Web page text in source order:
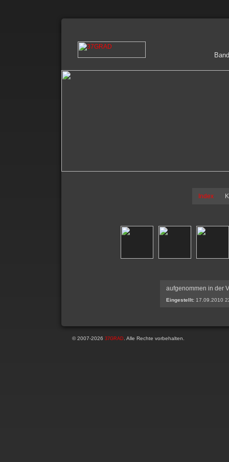
Band
Index
aufgenommen in der
Eingestellt: 17.09.2010
© 2007-2026 37GRAD . Alle Rechte vorbehalten.